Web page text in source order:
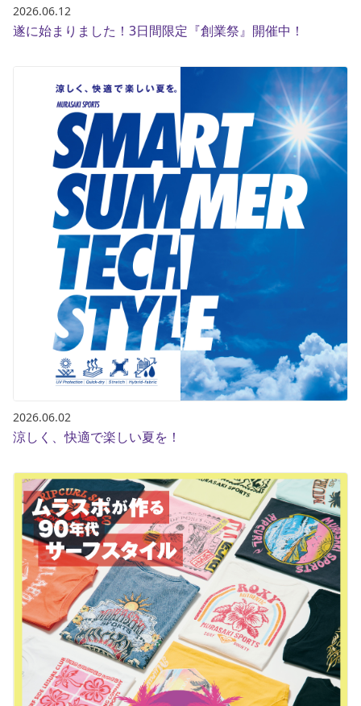
2026.06.12
遂に始まりました！3日間限定『創業祭』開催中！
2026.06.02
涼しく、快適で楽しい夏を！